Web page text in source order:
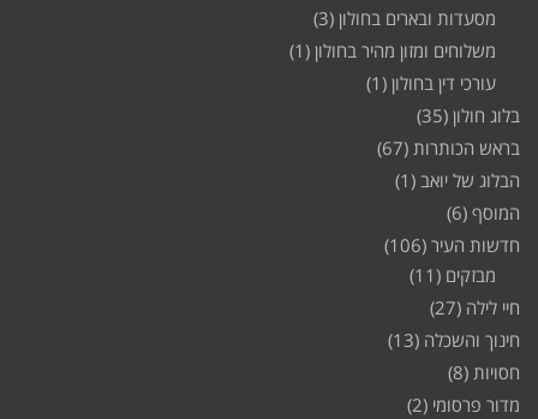
מסעדות ובארים בחולון (3)
משלוחים ומזון מהיר בחולון (1)
עורכי דין בחולון (1)
בלוג חולון (35)
בראש הכותרות (67)
הבלוג של יואב (1)
המוסף (6)
חדשות העיר (106)
מבזקים (11)
חיי לילה (27)
חינוך והשכלה (13)
חסויות (8)
מדור פרסומי (2)